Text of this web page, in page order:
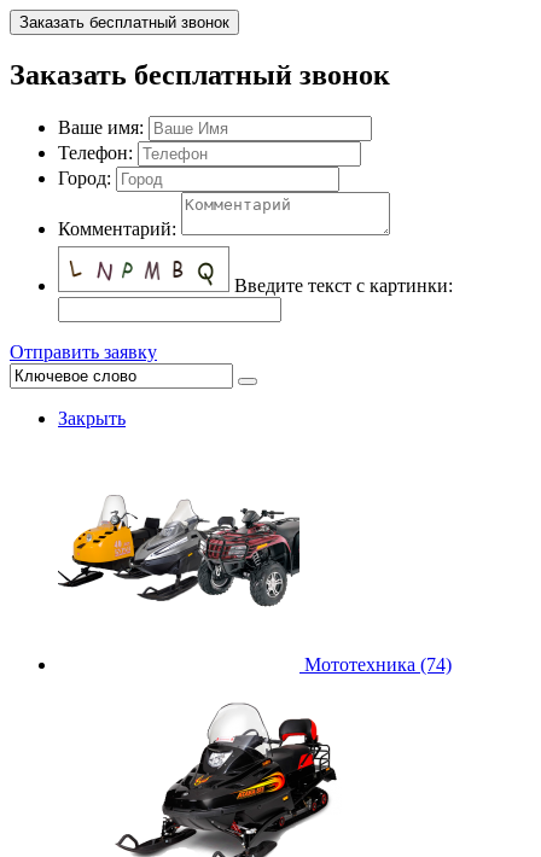
Заказать бесплатный звонок
Заказать бесплатный звонок
Ваше имя:
Телефон:
Город:
Комментарий:
Введите текст с картинки:
Отправить заявку
Закрыть
Мототехника (74)